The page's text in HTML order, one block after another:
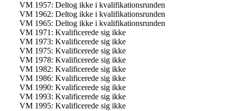
VM 1957: Deltog ikke i kvalifikationsrunden
VM 1962: Deltog ikke i kvalifikationsrunden
VM 1965: Deltog ikke i kvalifikationsrunden
VM 1971: Kvalificerede sig ikke
VM 1973: Kvalificerede sig ikke
VM 1975: Kvalificerede sig ikke
VM 1978: Kvalificerede sig ikke
VM 1982: Kvalificerede sig ikke
VM 1986: Kvalificerede sig ikke
VM 1990: Kvalificerede sig ikke
VM 1993: Kvalificerede sig ikke
VM 1995: Kvalificerede sig ikke